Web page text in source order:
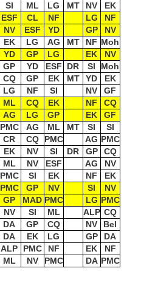
SI ML LG MT NV
EK
ESF CL NF LG
NF
NV ESF YD GP
NV
EK LG AG MT NF Moh
YD GP LG EK
NV
GP YD ESF DR SI
Moh
CQ GP EK MT YD
EK
LG NF SI NV
GF
ML CQ EK NF
CQ
AG LG GP EK
GF
PMC AG ML MT SI
SI
CR CQ PMC AG PMC
EK NV SI DR GP
CQ
ML NV ESF AG
NV
PMC SI EK NF
EK
PMC GP NV SI
NV
GP MAD PMC LG PMC
NV SI ML ALP CQ
DA GP CQ NV
Bel
DA EK LG GP
DA
ALP PMC NF EK
NF
ML NV PMC DA PMC